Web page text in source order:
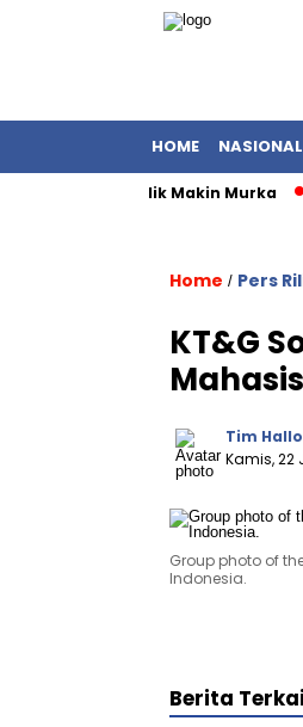
HOME NASIONAL
Publik Makin Murka
Home / Pers
KT&G
Tim
Kamis, 22
Group photo of
Indonesia.
Berita